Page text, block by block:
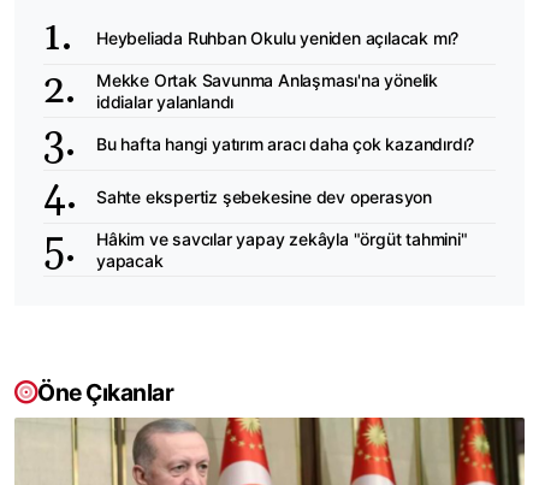
Heybeliada Ruhban Okulu yeniden açılacak mı?
Mekke Ortak Savunma Anlaşması'na yönelik
iddialar yalanlandı
Bu hafta hangi yatırım aracı daha çok kazandırdı?
Sahte ekspertiz şebekesine dev operasyon
Hâkim ve savcılar yapay zekâyla "örgüt tahmini"
yapacak
Öne Çıkanlar